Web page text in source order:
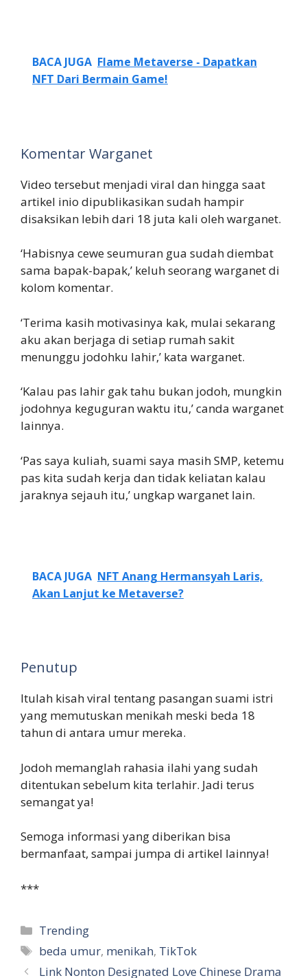
BACA JUGA Flame Metaverse - Dapatkan
NFT Dari Bermain Game!
Komentar Warganet
Video tersebut menjadi viral dan hingga saat
artikel inio dipublikasikan sudah hampir
disaksikan lebih dari 18 juta kali oleh warganet.
‘Habisnya cewe seumuran gua sudah diembat
sama bapak-bapak,’ keluh seorang warganet di
kolom komentar.
‘Terima kasih motivasinya kak, mulai sekarang
aku akan berjaga di setiap rumah sakit
menunggu jodohku lahir,’ kata warganet.
‘Kalau pas lahir gak tahu bukan jodoh, mungkin
jodohnya keguguran waktu itu,’ canda warganet
lainnya.
‘Pas saya kuliah, suami saya masih SMP, ketemu
pas kita sudah kerja dan tidak keliatan kalau
jaraknya sejauh itu,’ ungkap warganet lain.
BACA JUGA NFT Anang Hermansyah Laris,
Akan Lanjut ke Metaverse?
Penutup
Itulah kisah viral tentang pasangan suami istri
yang memutuskan menikah meski beda 18
tahun di antara umur mereka.
Jodoh memanglah rahasia ilahi yang sudah
ditentukan sebelum kita terlahir. Jadi terus
semangat ya!
Semoga informasi yang diberikan bisa
bermanfaat, sampai jumpa di artikel lainnya!
***
Categories
Trending
Tags
beda umur, menikah, TikTok
Link Nonton Designated Love Chinese Drama